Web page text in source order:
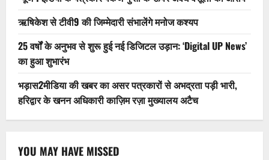
ऋषिकेश से टीवी9 की जिम्मेदारी संभालेंगे मनोज कश्यप
25 वर्षों के अनुभव से शुरू हुई नई डिजिटल उड़ान: ‘Digital UP News’
का हुआ शुभारंभ
भड़ास2मीडिया की खबर का असर पत्रकारों से अभद्रता पड़ी भारी,
हरिद्वार के खनन अधिकारी काज़िम रज़ा मुख्यालय अटैच
YOU MAY HAVE MISSED